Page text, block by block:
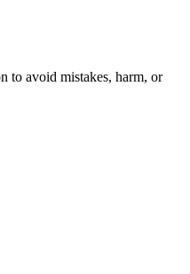
to avoid mistakes, harm, or